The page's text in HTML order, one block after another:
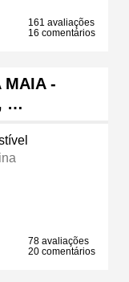
161 avaliações
16 comentários
MAIA -
…
78 avaliações
20 comentários